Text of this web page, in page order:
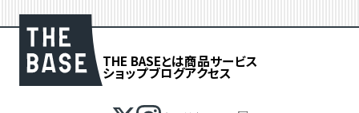
THE BASEとは商品サービス
ショップブログアクセス